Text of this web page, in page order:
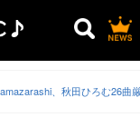
amazarashi、秋田ひろむ26曲